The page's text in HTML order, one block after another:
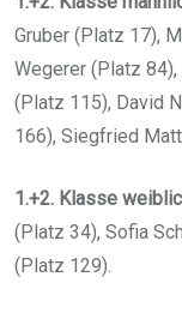
Gruber (Platz 17),
Wegerer (Platz
(Platz 115), David
166), Siegfried
1.+2. Klasse
(Platz 34), Sofia
(Platz 129).